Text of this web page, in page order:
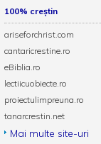
100% creștin
ariseforchrist.com
cantaricrestine.ro
eBiblia.ro
lectiicuobiecte.ro
proiectulimpreuna.ro
tanarcrestin.net
Mai multe site-uri